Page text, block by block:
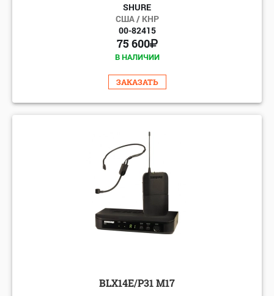
SHURE
США / КНР
00-82415
75 600
В НАЛИЧИИ
ЗАКАЗАТЬ
BLX14E/P31 M17